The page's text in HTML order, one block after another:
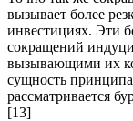
вызывает более
инвестициях. Эти
сокращений
вызывающими их
сущность
рассматривается
[13]